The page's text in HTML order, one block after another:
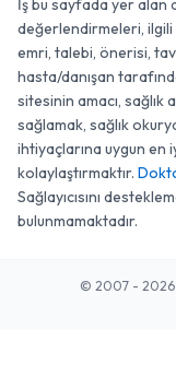
İş bu sayfada yer alan
değerlendirmeleri, ilgili
emri, talebi, önerisi,
hasta/danışan
sitesinin amacı, sağlık
sağlamak, sağlık
ihtiyaçlarına uygun en
kolaylaştırmaktır.
Sağlayıcısını
bulunmamaktadır.
© 2007 - 2026